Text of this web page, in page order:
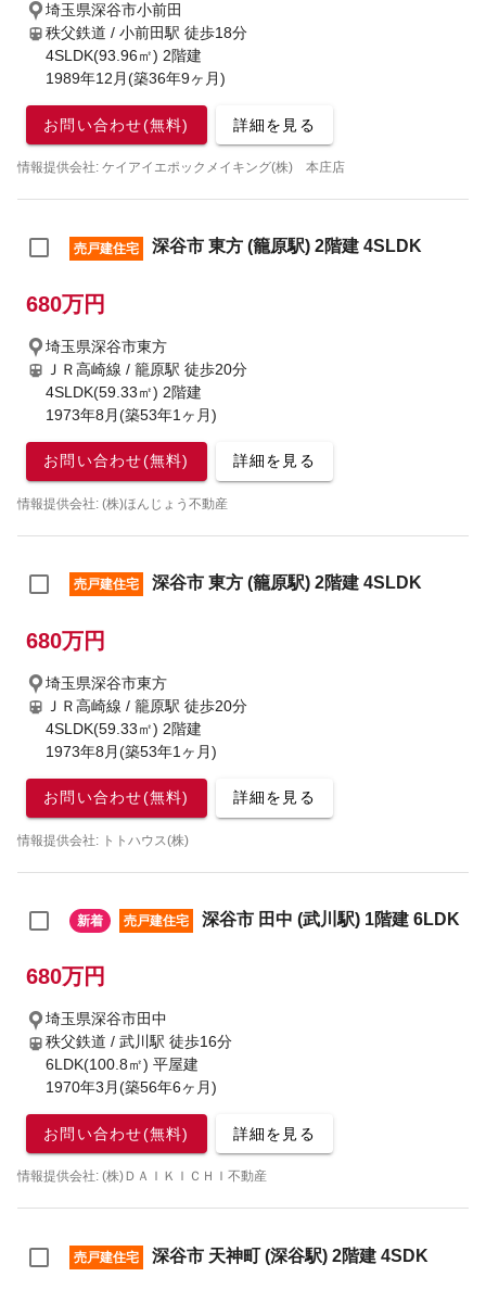
埼玉県深谷市小前田
秩父鉄道 / 小前田駅 徒歩18分
4SLDK(93.96㎡) 2階建
1989年12月(築36年9ヶ月)
お問い合わせ(無料) 詳細を見る
情報提供会社: ケイアイエポックメイキング(株) 本庄店
売戸建住宅 深谷市 東方 (籠原駅) 2階建 4SLDK
680万円
埼玉県深谷市東方
ＪＲ高崎線 / 籠原駅 徒歩20分
4SLDK(59.33㎡) 2階建
1973年8月(築53年1ヶ月)
お問い合わせ(無料) 詳細を見る
情報提供会社: (株)ほんじょう不動産
売戸建住宅 深谷市 東方 (籠原駅) 2階建 4SLDK
680万円
埼玉県深谷市東方
ＪＲ高崎線 / 籠原駅 徒歩20分
4SLDK(59.33㎡) 2階建
1973年8月(築53年1ヶ月)
お問い合わせ(無料) 詳細を見る
情報提供会社: トトハウス(株)
新着 売戸建住宅 深谷市 田中 (武川駅) 1階建 6LDK
680万円
埼玉県深谷市田中
秩父鉄道 / 武川駅 徒歩16分
6LDK(100.8㎡) 平屋建
1970年3月(築56年6ヶ月)
お問い合わせ(無料) 詳細を見る
情報提供会社: (株)ＤＡＩＫＩＣＨＩ不動産
売戸建住宅 深谷市 天神町 (深谷駅) 2階建 4SDK